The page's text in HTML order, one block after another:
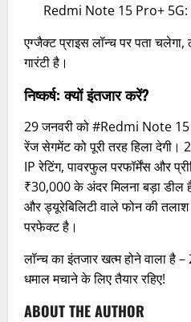
Redmi Note 15 Pro+
एग्जैक्ट प्राइस लॉन्च पर पता चलेगा,
गारंटी है।
निष्कर्ष: क्यों इंतजार करें?
29 जनवरी को #Redmi Note 15
रेंज सेगमेंट को पूरी तरह हिला देगी।
IP रेटिंग, पावरफुल परफॉर्मेंस और
₹30,000 के अंदर मिलना बड़ा
और ड्यूरेबिलिटी वाले फोन की
परफेक्ट है।
लॉन्च का इंतजार खत्म होने वाला
धमाल मचाने के लिए तैयार रहिए!
ABOUT THE AUTHOR